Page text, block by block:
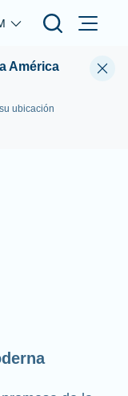
main content
América
ubicación